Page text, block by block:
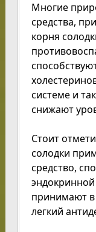
Многие
средства,
корня
системе и
снижают
Стоит
солодки
средство,
принимают в
легкий